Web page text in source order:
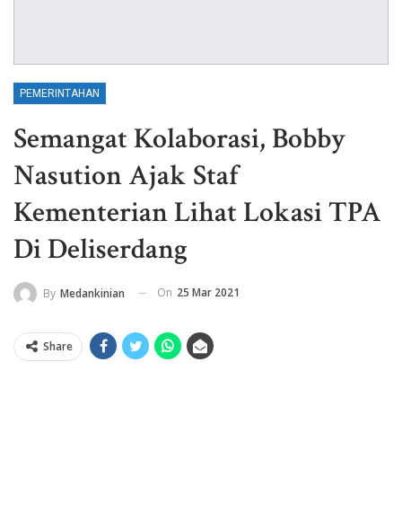
PEMERINTAHAN
Semangat Kolaborasi, Bobby
Nasution Ajak Staf
Kementerian Lihat Lokasi TPA
Di Deliserdang
By Medankinian On 25 Mar 2021
Share